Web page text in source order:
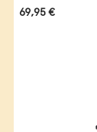
Regulärer Preis:
69,95 €